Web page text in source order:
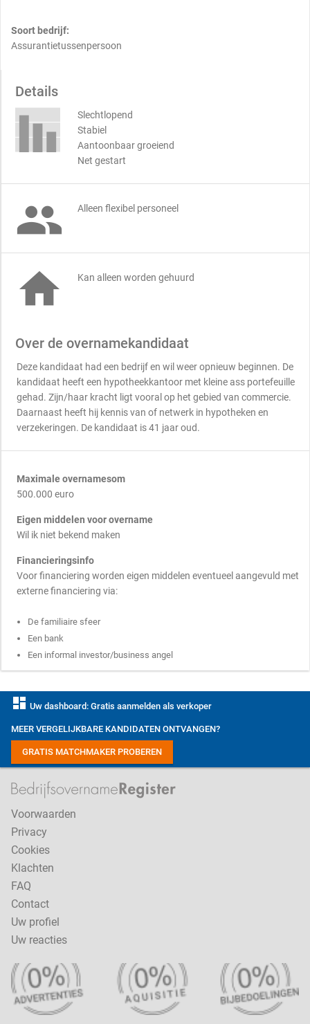
Soort bedrijf:
Assurantietussenpersoon
Details
Slechtlopend
Stabiel
Aantoonbaar groeiend
Net gestart
 Alleen flexibel personeel
 Kan alleen worden gehuurd
Over de overnamekandidaat
Deze kandidaat had een bedrijf en wil weer opnieuw beginnen. De
kandidaat heeft een hypotheekkantoor met kleine ass portefeuille
gehad. Zijn/haar kracht ligt vooral op het gebied van commercie.
Daarnaast heeft hij kennis van of netwerk in hypotheken en
verzekeringen. De kandidaat is 41 jaar oud.
Maximale overnamesom
500.000 euro
Eigen middelen voor overname
Wil ik niet bekend maken
Financieringsinfo
Voor financiering worden eigen middelen eventueel aangevuld met
externe financiering via:
De familiaire sfeer
Een bank
Een informal investor/business angel
dashboard Uw dashboard: Gratis aanmelden als verkoper
MEER VERGELIJKBARE KANDIDATEN ONTVANGEN?
GRATIS MATCHMAKER PROBEREN
Voorwaarden
Privacy
Cookies
Klachten
FAQ
Contact
Uw profiel
Uw reacties